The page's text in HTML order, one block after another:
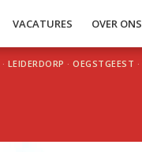
VACATURES OVER ONS
· LEIDERDORP · OEGSTGEEST ·